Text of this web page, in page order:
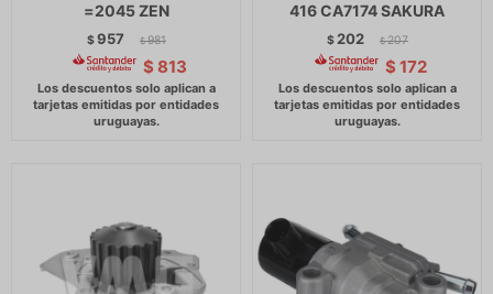
=2045 ZEN
$957 $ 981
$ 813
416 CA7174 SAKURA
$ 202 $ 207
$ 172